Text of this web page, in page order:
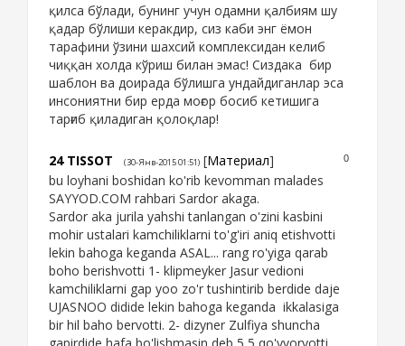
қилса бўлади, бунинг учун одамни қалбиям шу
қадар бўлиши керакдир, сиз каби энг ёмон
тарафини ўзини шахсий комплексидан келиб
чиққан холда кўриш билан эмас! Сиздака бир
шаблон ва доирада бўлишга ундайдиганлар эса
инсониятни бир ерда моғор босиб кетишига
тарғиб қиладиган қолоқлар!
0
24 TISSOT (30-Янв-2015 01:51) [Материал]
bu loyhani boshidan ko'rib kevomman malades
SAYYOD.COM rahbari Sardor akaga.
Sardor aka jurila yahshi tanlangan o'zini kasbini
mohir ustalari kamchiliklarni to'g'iri aniq etishvotti
lekin bahoga keganda ASAL... rang ro'yiga qarab
boho berishvotti 1- klipmeyker Jasur vedioni
kamchiliklarni gap yoo zo'r tushintirib berdide daje
UJASNOO didide lekin bahoga keganda ikkalasiga
bir hil baho bervotti. 2- dizyner Zulfiya shuncha